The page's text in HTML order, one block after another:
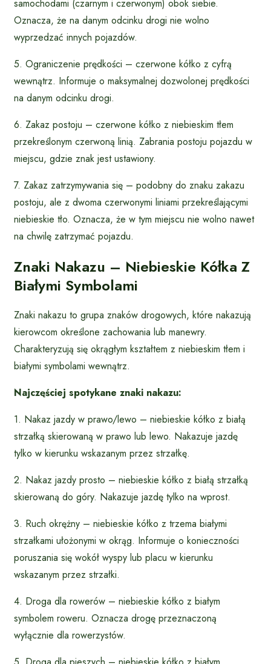
samochodami (czarnym i czerwonym) obok siebie.
Oznacza, że na danym odcinku drogi nie wolno
wyprzedzać innych pojazdów.
5. Ograniczenie prędkości – czerwone kółko z cyfrą
wewnątrz. Informuje o maksymalnej dozwolonej prędkości
na danym odcinku drogi.
6. Zakaz postoju – czerwone kółko z niebieskim tłem
przekreślonym czerwoną linią. Zabrania postoju pojazdu w
miejscu, gdzie znak jest ustawiony.
7. Zakaz zatrzymywania się – podobny do znaku zakazu
postoju, ale z dwoma czerwonymi liniami przekreślającymi
niebieskie tło. Oznacza, że w tym miejscu nie wolno nawet
na chwilę zatrzymać pojazdu.
Znaki Nakazu – Niebieskie Kółka Z
Białymi Symbolami
Znaki nakazu to grupa znaków drogowych, które nakazują
kierowcom określone zachowania lub manewry.
Charakteryzują się okrągłym kształtem z niebieskim tłem i
białymi symbolami wewnątrz.
Najczęściej spotykane znaki nakazu:
1. Nakaz jazdy w prawo/lewo – niebieskie kółko z białą
strzałką skierowaną w prawo lub lewo. Nakazuje jazdę
tylko w kierunku wskazanym przez strzałkę.
2. Nakaz jazdy prosto – niebieskie kółko z białą strzałką
skierowaną do góry. Nakazuje jazdę tylko na wprost.
3. Ruch okrężny – niebieskie kółko z trzema białymi
strzałkami ułożonymi w okrąg. Informuje o konieczności
poruszania się wokół wyspy lub placu w kierunku
wskazanym przez strzałki.
4. Droga dla rowerów – niebieskie kółko z białym
symbolem roweru. Oznacza drogę przeznaczoną
wyłącznie dla rowerzystów.